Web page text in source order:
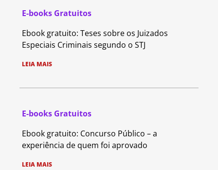
E-books Gratuitos
Ebook gratuito: Teses sobre os Juizados
Especiais Criminais segundo o STJ
LEIA MAIS
E-books Gratuitos
Ebook gratuito: Concurso Público – a
experiência de quem foi aprovado
LEIA MAIS